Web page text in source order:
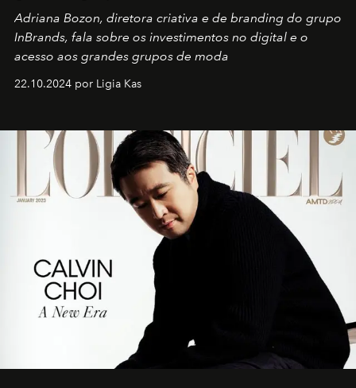
Adriana Bozon, diretora criativa e de branding do grupo
InBrands, fala sobre os investimentos no digital e o
acesso aos grandes grupos de moda
22.10.2024 por Ligia Kas